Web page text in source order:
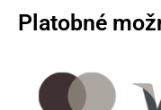
Platobné